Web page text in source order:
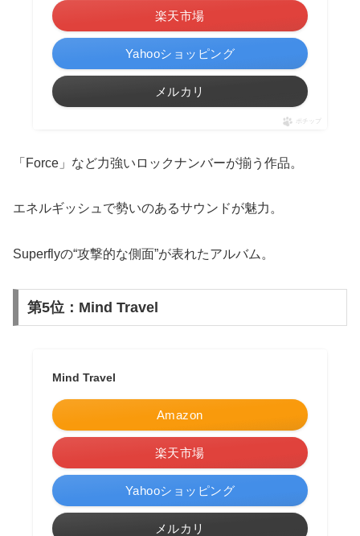
楽天市場
Yahooショッピング
メルカリ
ポチップ
「Force」など力強いロックナンバーが揃う作品。
エネルギッシュで勢いのあるサウンドが魅力。
Superflyの“攻撃的な側面”が表れたアルバム。
第5位：Mind Travel
Mind Travel
Amazon
楽天市場
Yahooショッピング
メルカリ